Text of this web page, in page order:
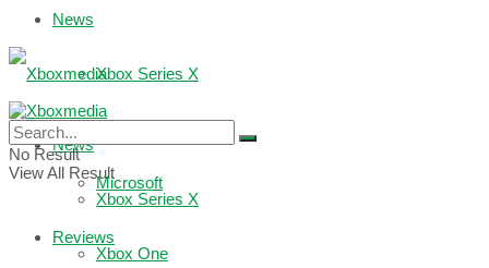
News
Xbox Series X
Microsoft
Reviews
News
Xbox Series X
Xbox One
No Result
View All Result